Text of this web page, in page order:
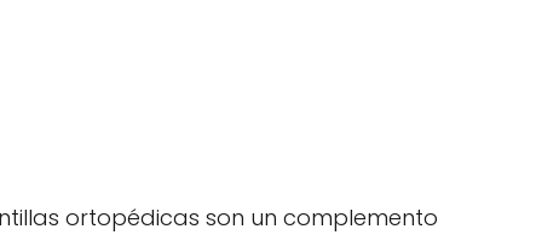
ortopédicas son un complemento